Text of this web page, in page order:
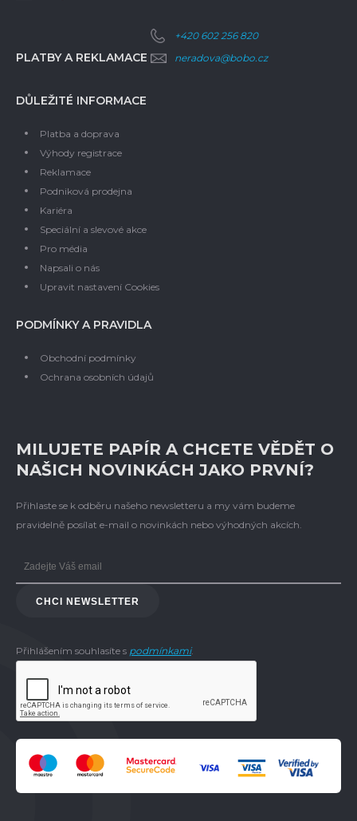
PLATBY A REKLAMACE
+420 602 256 820
neradova@bobo.cz
DŮLEŽITÉ INFORMACE
Platba a doprava
Výhody registrace
Reklamace
Podniková prodejna
Kariéra
Speciální a slevové akce
Pro média
Napsali o nás
Upravit nastavení Cookies
PODMÍNKY A PRAVIDLA
Obchodní podmínky
Ochrana osobních údajů
MILUJETE PAPÍR A CHCETE VĚDĚT O
NAŠICH NOVINKÁCH JAKO PRVNÍ?
Přihlaste se k odběru našeho newsletteru a my vám budeme
pravidelně posílat e-mail o novinkách nebo výhodných akcích.
CHCI NEWSLETTER
Přihlášením souhlasíte s podmínkami.